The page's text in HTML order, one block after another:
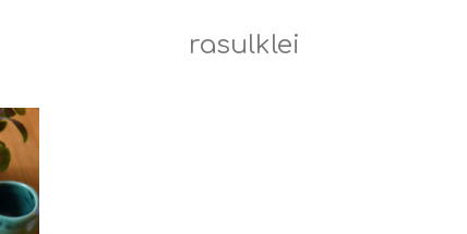
rasulklei